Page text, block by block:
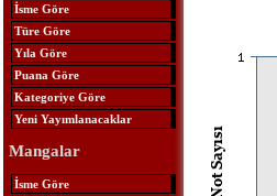
İsme Göre
Türe Göre
Yıla Göre
Puana Göre
Kategoriye Göre
Yeni Yayımlanacaklar
Mangalar
İsme Göre